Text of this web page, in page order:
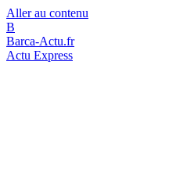
Aller au contenu
B
Barca-Actu.fr
Actu Express